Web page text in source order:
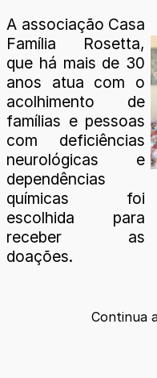
A associação Casa
Família Rosetta,
que há mais de 30
anos atua com o
acolhimento de
famílias e pessoas
com deficiências
neurológicas e
dependências
químicas foi
escolhida para
receber as
doações.
Continua